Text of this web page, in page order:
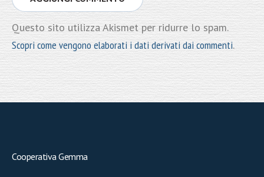
Questo sito utilizza Akismet per ridurre lo spam.
Scopri come vengono elaborati i dati derivati dai commenti.
Cooperativa Gemma